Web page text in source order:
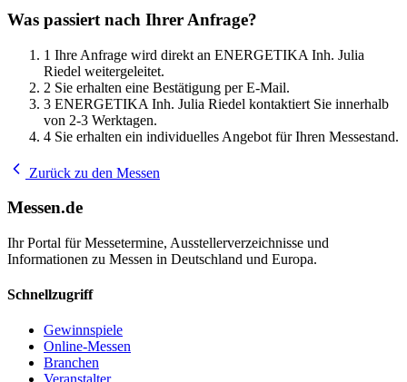
Was passiert nach Ihrer Anfrage?
1 Ihre Anfrage wird direkt an ENERGETIKA Inh. Julia
Riedel weitergeleitet.
2 Sie erhalten eine Bestätigung per E-Mail.
3 ENERGETIKA Inh. Julia Riedel kontaktiert Sie innerhalb
von 2-3 Werktagen.
4 Sie erhalten ein individuelles Angebot für Ihren Messestand.
Zurück zu den Messen
Messen.de
Ihr Portal für Messetermine, Ausstellerverzeichnisse und
Informationen zu Messen in Deutschland und Europa.
Schnellzugriff
Gewinnspiele
Online-Messen
Branchen